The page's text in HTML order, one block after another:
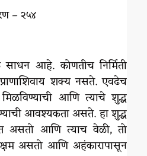
– २५४
आहे. कोणतीच निर्मिती
शक्य नसते. एवढेच
मिळविण्याची आणि त्याचे शुद्ध
आवश्यकता असते. हा शुद्ध
असतो आणि त्याच वेळी, तो
असतो आणि अहंकारापासून